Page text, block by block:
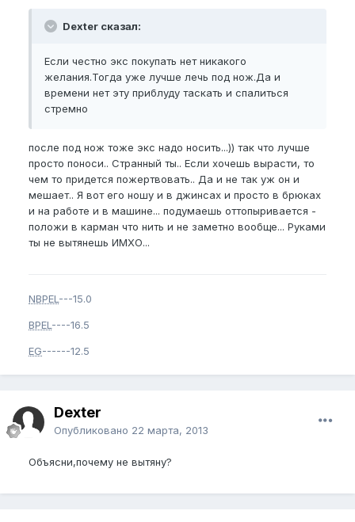
Dexter сказал:
Если честно экс покупать нет никакого
желания.Тогда уже лучше лечь под нож.Да и
времени нет эту приблуду таскать и спалиться
стремно
после под нож тоже экс надо носить...)) так что лучше
просто поноси.. Странный ты.. Если хочешь вырасти, то
чем то придется пожертвовать.. Да и не так уж он и
мешает.. Я вот его ношу и в джинсах и просто в брюках
и на работе и в машине... подумаешь оттопыривается -
положи в карман что нить и не заметно вообще... Руками
ты не вытянешь ИМХО...
NBPEL ---15.0
BPEL ----16.5
EG------12.5
Dexter
Опубликовано 22 марта, 2013
Объясни,почему не вытяну?